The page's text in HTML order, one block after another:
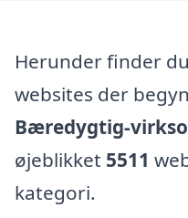
Herunder finder
websites der
Bæredygtig-
øjeblikket 5511
kategori.